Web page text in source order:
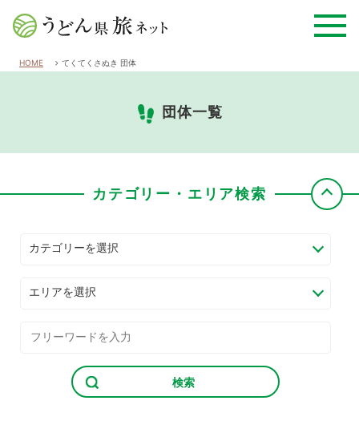
HOME てくてくさぬき 団体
団体一覧
カテゴリー・エリア検索
カテゴリーを選択
エリアを選択
検索